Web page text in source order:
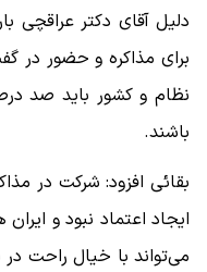
دلیل آقای دکتر عراقچی
برای مذاکره و حضور در
نظام و کشور باید صد
باشند.
بقائی افزود: شرکت در
ایجاد اعتماد نبود و
می‌تواند با خیال راحت